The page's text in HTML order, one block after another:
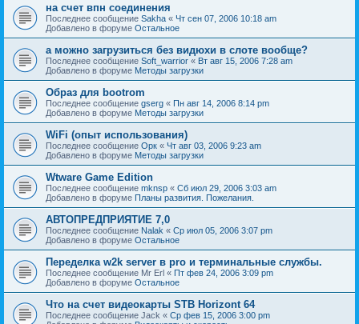
на счет впн соединения
Последнее сообщение Sakha « Чт сен 07, 2006 10:18 am
Добавлено в форуме Остальное
а можно загрузиться без видюхи в слоте вообще?
Последнее сообщение Soft_warrior « Вт авг 15, 2006 7:28 am
Добавлено в форуме Методы загрузки
Образ для bootrom
Последнее сообщение gserg « Пн авг 14, 2006 8:14 pm
Добавлено в форуме Методы загрузки
WiFi (опыт использования)
Последнее сообщение Орк « Чт авг 03, 2006 9:23 am
Добавлено в форуме Методы загрузки
Wtware Game Edition
Последнее сообщение mknsp « Сб июл 29, 2006 3:03 am
Добавлено в форуме Планы развития. Пожелания.
АВТОПРЕДПРИЯТИЕ 7,0
Последнее сообщение Nalak « Ср июл 05, 2006 3:07 pm
Добавлено в форуме Остальное
Переделка w2k server в pro и терминальные службы.
Последнее сообщение Mr Erl « Пт фев 24, 2006 3:09 pm
Добавлено в форуме Остальное
Что на счет видеокарты STB Horizont 64
Последнее сообщение Jack « Ср фев 15, 2006 3:00 pm